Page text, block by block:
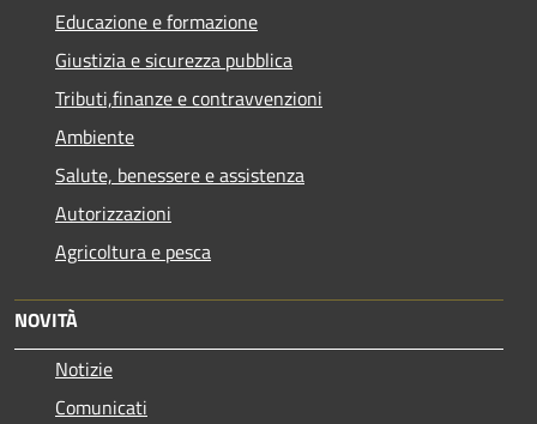
Educazione e formazione
Giustizia e sicurezza pubblica
Tributi,finanze e contravvenzioni
Ambiente
Salute, benessere e assistenza
Autorizzazioni
Agricoltura e pesca
NOVITÀ
Notizie
Comunicati